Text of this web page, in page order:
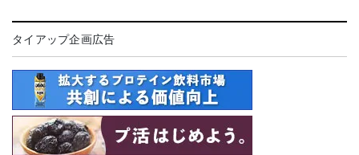
タイアップ企画広告